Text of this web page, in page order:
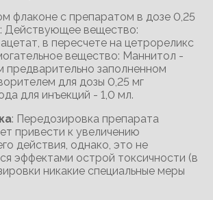
флаконе с препаратом в дозе 0,25
Действующее вещество:
в пересчете на цетрореликс
вещество: Маннитол -
предварительно заполненном
для дозы 0,25 мг
для инъекций - 1,0 мл.
: Передозировка препарата
привести к увеличению
действия, однако, это не
эффектами острой токсичности (в
никакие специальные меры